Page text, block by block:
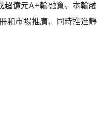
超億元A+輪融資。本輪融
和市場推廣，同時推進靜